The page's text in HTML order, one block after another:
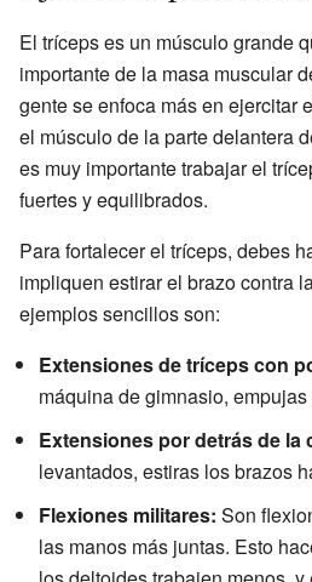
El tríceps es un músculo grande
importante de la masa muscular
gente se enfoca más en ejercitar
el músculo de la parte delantera
es muy importante trabajar el
fuertes y equilibrados.
Para fortalecer el tríceps, debes
impliquen estirar el brazo contra
ejemplos sencillos son:
Extensiones de tríceps con
máquina de gimnasio,
Extensiones por detrás de la
levantados, estiras los brazos
Flexiones militares: Son
las manos más juntas. Esto